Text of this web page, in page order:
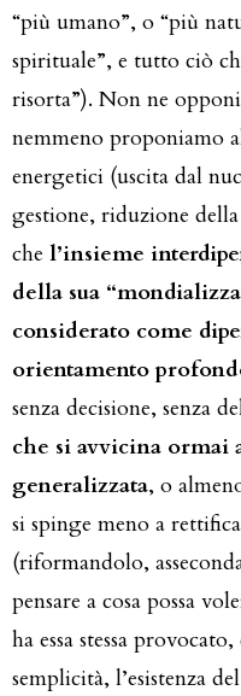
“più umano”, o “più
spirituale”, e tutto ciò
risorta”). Non ne
nemmeno proponiamo
energetici (uscita dal
gestione, riduzione
che l’insieme
della sua
considerato come
orientamento
senza decisione, senza
che si avvicina ormai
generalizzata, o
si spinge meno a
(riformandolo,
pensare a cosa possa
ha essa stessa
semplicità, l’esistenza